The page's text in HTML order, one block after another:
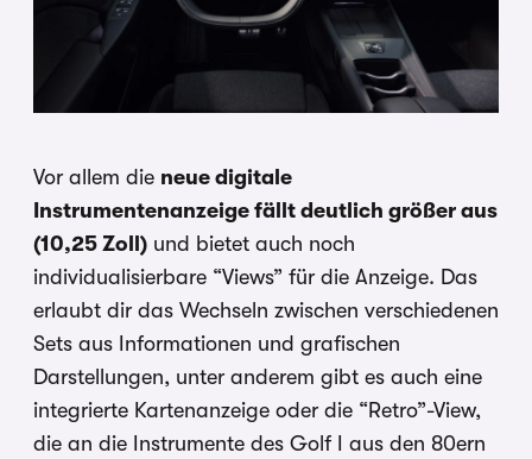
Vor allem die neue digitale
Instrumentenanzeige fällt deutlich größer aus
(10,25 Zoll) und bietet auch noch
individualisierbare “Views” für die Anzeige. Das
erlaubt dir das Wechseln zwischen verschiedenen
Sets aus Informationen und grafischen
Darstellungen, unter anderem gibt es auch eine
integrierte Kartenanzeige oder die “Retro”-View,
die an die Instrumente des Golf I aus den 80ern